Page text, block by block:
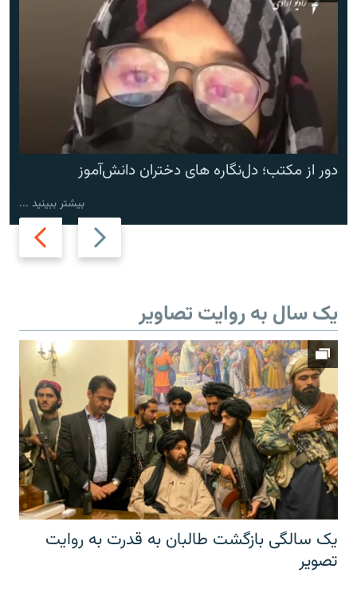
Previous
slide
Next
slide
دور از مکتب؛ دل‌نگاره های دختران دانش‌آموز
بیشتر ببینید ...
یک سال به روایت تصاویر
یک سالگی بازگشت طالبان به قدرت به روایت
تصویر